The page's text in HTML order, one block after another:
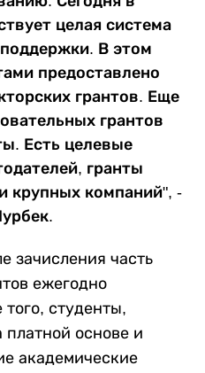
целая система
В этом
предоставлено
грантов. Еще
грантов
Есть целевые
гранты
крупных компаний", -
зачисления часть
ежегодно
студенты,
основе и
академические